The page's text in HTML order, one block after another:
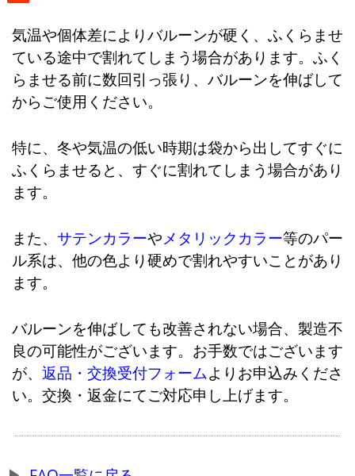
気温や個体差によりバルーンが硬く、ふくらませ
ている途中で割れてしまう場合があります。ふく
らませる前に数回引っ張り、バルーンを伸ばして
からご使用ください。
特に、冬や気温の低い時期は袋から出してすぐに
ふくらませると、すぐに割れてしまう場合があり
ます。
また、 サテンカラーやメタリックカラー等のパー
ル系は、他の色より硬めで割れやすいことがあり
ます。
バルーンを伸ばしても改善されない場合、製造不
良の可能性がございます。お手数ではございます
が、 返品・交換受付フォームよりお申込みくださ
い。交換・返金にてご対応申し上げます。